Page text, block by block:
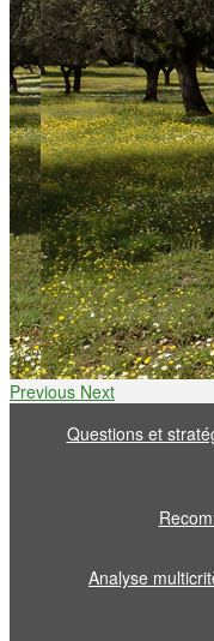
Previous Next
Questions et
Analyse